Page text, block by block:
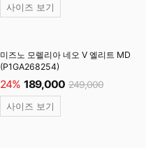
사이즈 보기
미즈노 모렐리아 네오 V 엘리트 MD
(P1GA268254)
24% 189,000 249,000
사이즈 보기